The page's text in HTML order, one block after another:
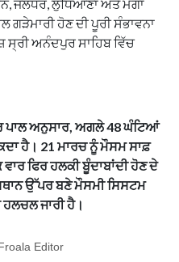
ਜਲੰਧਰ, ਲੁਧਿਆਣਾ ਅਤੇ ਮੋਗਾ
ਹੋਣ ਦੀ ਪੂਰੀ ਸੰਭਾਵਨਾ
ਸ੍ਰੀ ਅਨੰਦਪੁਰ ਸਾਹਿਬ ਵਿੱਚ
ਪਾਲ ਅਨੁਸਾਰ, ਅਗਲੇ 48 ਘੰਟਿਆਂ
ਹੈ। 21 ਮਾਰਚ ਨੂੰ ਮੌਸਮ ਸਾਫ਼
ਫਿਰ ਹਲਕੀ ਬੂੰਦਾਬਾਂਦੀ ਹੋਣ ਦੇ
ਉੱਪਰ ਬਣੇ ਮੌਸਮੀ ਸਿਸਟਮ
ਜਾਰੀ ਹੈ।
Editor